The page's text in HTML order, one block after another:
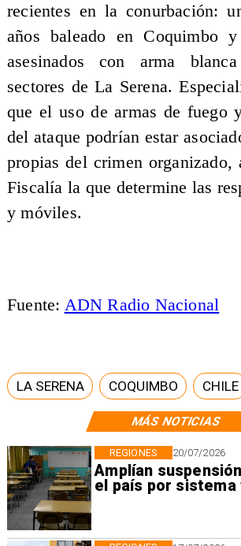
MÁS NOTICIAS
20/07/2026
Amplían
el país por sistema
REGIONES
recientes en la conurbación:
años baleado en Coquimbo
asesinados con arma
sectores de La Serena.
que el uso de armas de fuego
del ataque podrían estar
propias del crimen organizado,
Fiscalía la que determine las
y móviles.
Fuente: ADN Radio Nacional
LA SERENA COQUIMBO CHILE